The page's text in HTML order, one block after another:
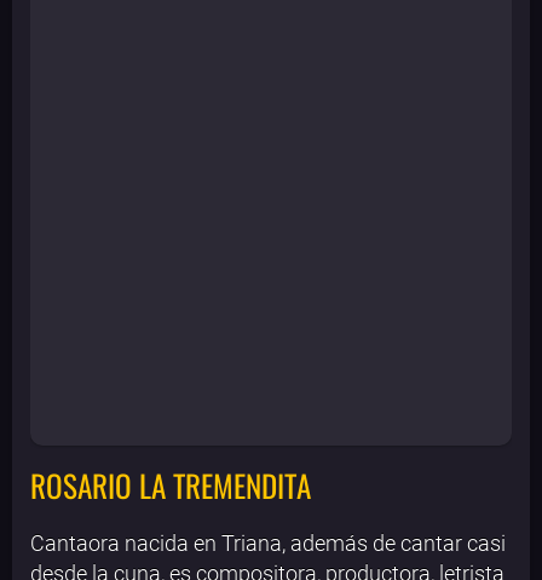
ROSARIO LA TREMENDITA
Cantaora nacida en Triana, además de cantar casi
desde la cuna, es compositora, productora, letrista